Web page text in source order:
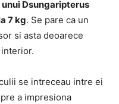
Dsungaripterus
7 kg. Se pare ca un
si asta deoarece
se intreceau intre ei
a impresiona